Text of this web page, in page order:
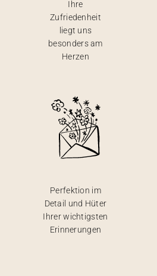
Ihre
Zufriedenheit
liegt uns
besonders am
Herzen
Perfektion im
Detail und Hüter
Ihrer wichtigsten
Erinnerungen